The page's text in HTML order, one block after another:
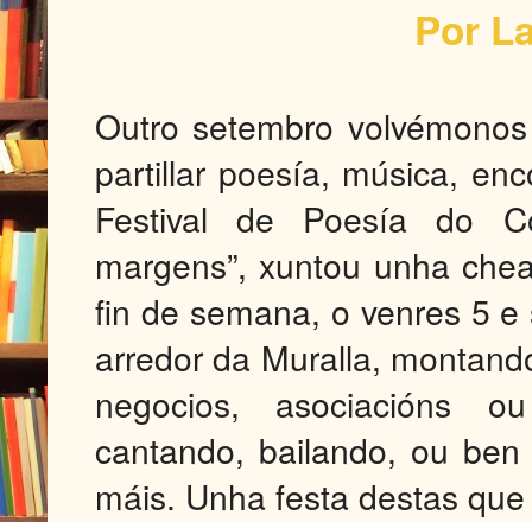
Por
Outro setembro
partillar poesía, música,
Festival de Poesía do
margens”, xuntou unha
fin de semana, o venres 5
arredor da Muralla,
negocios, asociacións
cantando, bailando, ou
máis. Unha festa destas